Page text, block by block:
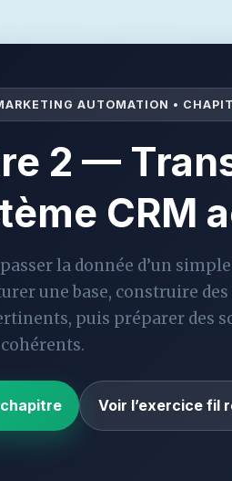
AUTOMATION •
2 —
CRM
la donnée d’un
une base, construire
puis préparer des
Voir l’exercice fil